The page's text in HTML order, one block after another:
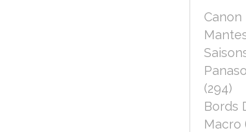
Canon
(294)
Bords
Macro